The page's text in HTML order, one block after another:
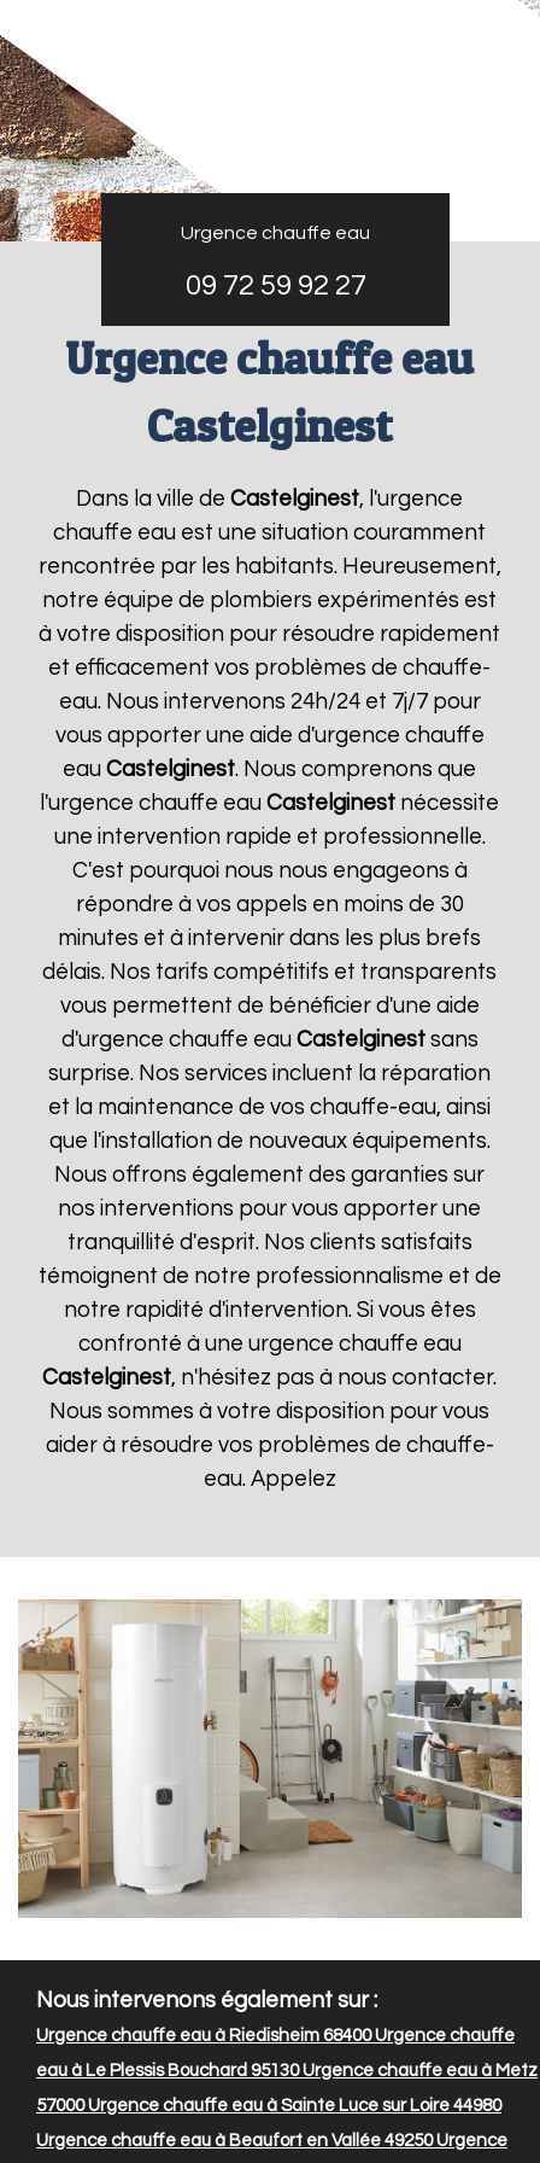
Urgence chauffe eau
09 72 59 92 27
Urgence chauffe eau
Castelginest
Dans la ville deCastelginest, l'urgence
chauffe eau est une situation couramment
rencontrée par les habitants. Heureusement,
notre équipe de plombiers expérimentés est
à votre disposition pour résoudre rapidement
et efficacement vos problèmes de chauffe-
eau. Nous intervenons 24h/24 et 7j/7 pour
vous apporter une aide d'urgence chauffe
eauCastelginest. Nous comprenons que
l'urgence chauffe eauCastelginest nécessite
une intervention rapide et professionnelle.
C'est pourquoi nous nous engageons à
répondre à vos appels en moins de 30
minutes et à intervenir dans les plus brefs
délais. Nos tarifs compétitifs et transparents
vous permettent de bénéficier d'une aide
d'urgence chauffe eau Castelginestsans
surprise. Nos services incluent la réparation
et la maintenance de vos chauffe-eau, ainsi
que l'installation de nouveaux équipements.
Nous offrons également des garanties sur
nos interventions pour vous apporter une
tranquillité d'esprit. Nos clients satisfaits
témoignent de notre professionnalisme et de
notre rapidité d'intervention. Si vous êtes
confronté à une urgence chauffe eau
Castelginest, n'hésitez pas à nous contacter.
Nous sommes à votre disposition pour vous
aider à résoudre vos problèmes de chauffe-
eau. Appelez
Nous intervenons également sur :
Urgence chauffe eau à Riedisheim 68400Urgence chauffe
eau à Le Plessis Bouchard 95130Urgence chauffe eau à Metz
57000Urgence chauffe eau à Sainte Luce sur Loire 44980
Urgence chauffe eau à Beaufort en Vallée 49250Urgence